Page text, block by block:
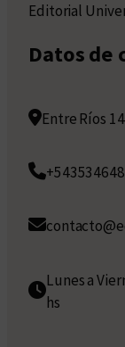
Editorial
Datos de
Entre Ríos
Lunes a
hs